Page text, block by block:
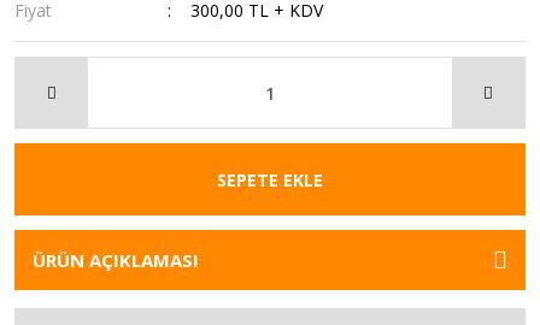
Fiyat
300,00 TL + KDV
SEPETE EKLE
ÜRÜN AÇIKLAMASI